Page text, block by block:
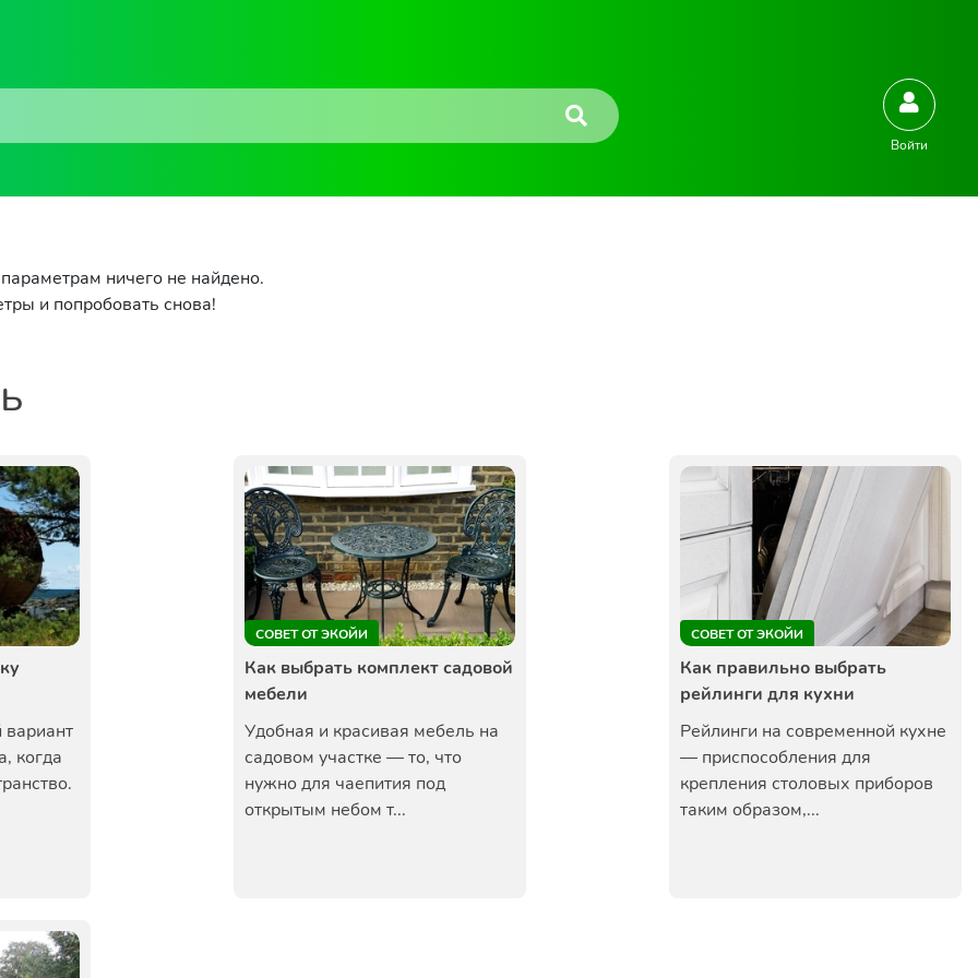
Войти
ничего не найдено.
и попробовать снова!
когда
СОВЕТ ОТ ЭКОЙИ
Как выбрать комплект садовой
мебели
Удобная и красивая мебель на
садовом участке — то, что
нужно для чаепития под
открытым небом т...
СОВЕТ ОТ ЭКОЙИ
Как правильно выбрать
рейлинги для кухни
Рейлинги на современной кухне
— приспособления для
крепления столовых приборов
таким образом,...